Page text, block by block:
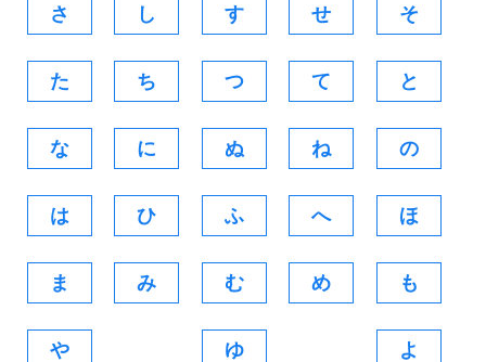
さ し す せ そ
た ち つ て と
な に ぬ ね の
は ひ ふ へ ほ
ま み む め も
や ゆ よ